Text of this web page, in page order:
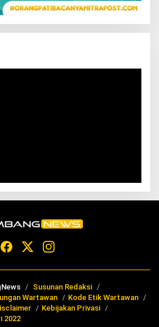
Susunan Redaksi
Wartawan
Kode Etik Wartawan
Kebijakan Privasi
2022